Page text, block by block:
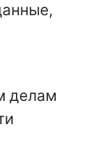
делам